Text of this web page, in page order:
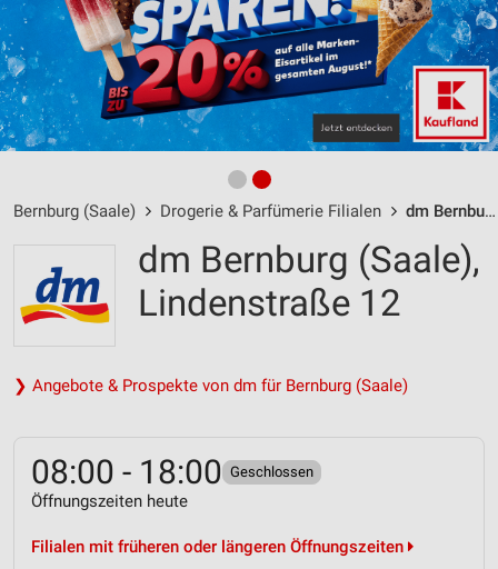
Bernburg (Saale) Drogerie & Parfümerie Filialen dm Bernburg (Saale) / Lindenstraße 12 - Öffnungszeiten & Adresse
dm Bernburg (Saale),
Lindenstraße 12
❯ Angebote & Prospekte von dm für Bernburg (Saale)
08:00 - 18:00 Geschlossen
Öffnungszeiten heute
Filialen mit früheren oder längeren Öffnungszeiten